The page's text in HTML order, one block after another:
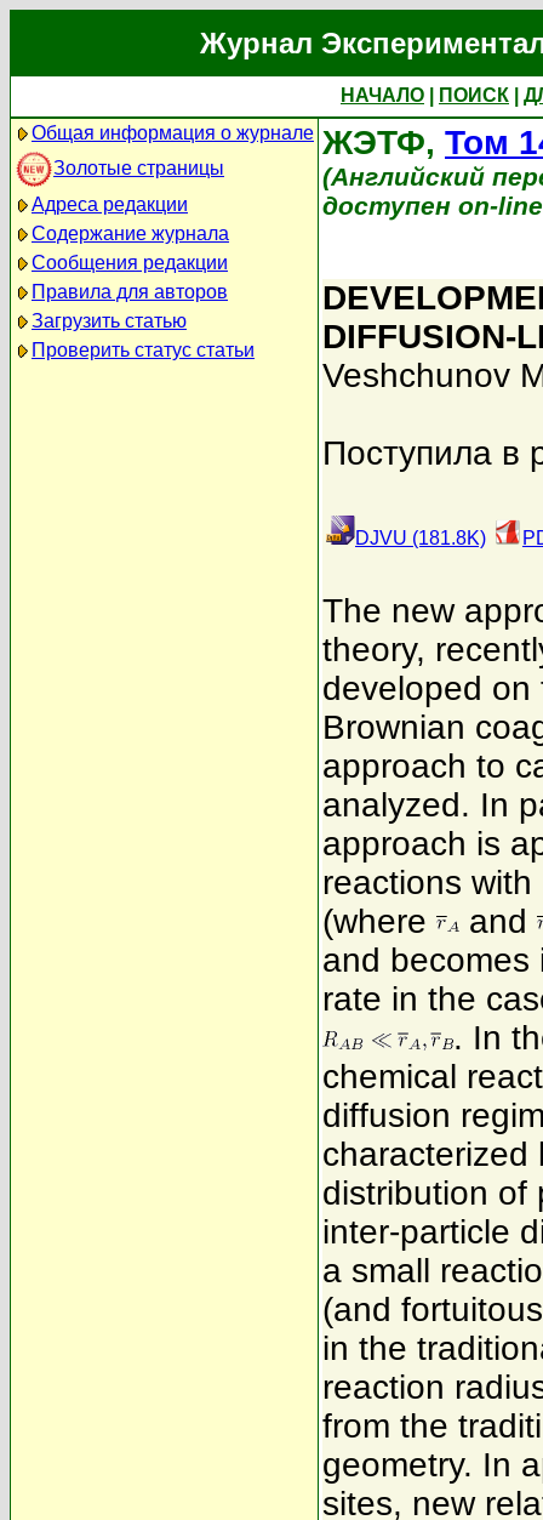
Журнал
НАЧАЛО ПОИСК
Общая информация о журнале
Золотые страницы
Адреса редакции
Содержание журнала
Сообщения редакции
Правила для авторов
Загрузить статью
Проверить статус статьи
ЖЭТФ, Том
(Английский
доступен on-
DIFFUSION-
Veshchunov
Поступила в
DJVU (181.8K)
The new
theory,
developed on
Brownian
approach to
analyzed. In
approach is
reactions
(where
and
and becomes
rate in the
. In
chemical
diffusion
characterized
distribution of
inter-particle
a small
(and
in the
reaction
from the
geometry. In
sites, new